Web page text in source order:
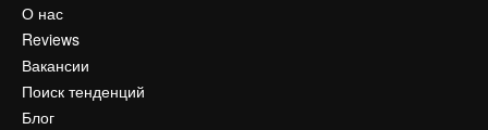
О нас
Reviews
Вакансии
Поиск тенденций
Блог